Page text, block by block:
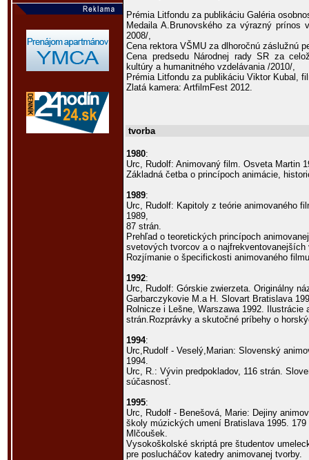
Prémia Litfondu za publikáciu Galéria
Medaila A.Brunovského za výrazný prínos
2008/,
Cena rektora VŠMU za dlhoročnú záslužnú
Cena predsedu Národnej rady SR za
kultúry a humanitného vzdelávania /2010/,
Prémia Litfondu za publikáciu Viktor Kubal,
Zlatá kamera: ArtfilmFest 2012.
tvorba
1980:
Urc, Rudolf: Animovaný film. Osveta Martin
Základná četba o princípoch animácie,
1989:
Urc, Rudolf: Kapitoly z teórie animovaného
1989,
87 strán.
Prehľad o teoretických princípoch
svetových tvorcov a o
Rozjímanie o špecifickosti animovaného
1992:
Urc, Rudolf: Górskie zwierzeta. Originálny
Garbarczykovie M.a H. Slovart Bratislava
Rolnicze i Lešne, Warszawa 1992. Ilustrácie
strán.Rozprávky a skutočné príbehy o
1994:
Urc,Rudolf - Veselý,Marian: Slovenský
1994.
Urc, R.: Vývin predpokladov, 116 strán.
súčasnosť.
1995:
Urc, Rudolf - Benešová, Marie: Dejiny
školy múzických umení Bratislava 1995.
Mlčoušek.
Vysokoškolské skriptá pre študentov
pre poslucháčov katedry animovanej tvorby.